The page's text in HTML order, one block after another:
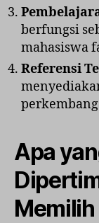
berfungsi
mahasiswa
Referensi
Apa
Memilih